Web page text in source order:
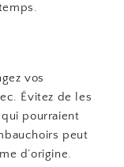
vos
Évitez de les
pourraient
peut
d’origine.